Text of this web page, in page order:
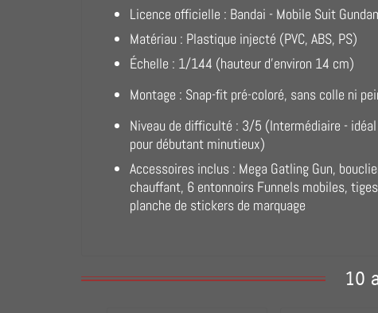
Licence officielle : Bandai - Mobile Suit
Matériau : Plastique injecté (PVC, ABS, PS)
Échelle : 1/144 (hauteur d'environ 14 cm)
Montage : Snap-fit pré-coloré, sans colle ni
Niveau de difficulté : 3/5 (Intermédiaire -
pour débutant minutieux)
Accessoires inclus : Mega Gatling Gun,
chauffant, 6 entonnoirs Funnels mobiles,
planche de stickers de marquage
10